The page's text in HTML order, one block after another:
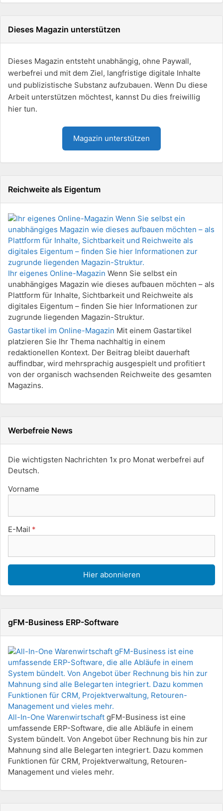
Dieses Magazin unterstützen
Dieses Magazin entsteht unabhängig, ohne Paywall,
werbefrei und mit dem Ziel, langfristige digitale Inhalte
und publizistische Substanz aufzubauen. Wenn Du diese
Arbeit unterstützen möchtest, kannst Du dies freiwillig
hier tun.
Magazin unterstützen
Reichweite als Eigentum
Ihr eigenes Online-Magazin Wenn Sie selbst ein
unabhängiges Magazin wie dieses aufbauen möchten – als
Plattform für Inhalte, Sichtbarkeit und Reichweite als
digitales Eigentum – finden Sie hier Informationen zur
zugrunde liegenden Magazin-Struktur.
Gastartikel im Online-Magazin Mit einem Gastartikel
platzieren Sie Ihr Thema nachhaltig in einem
redaktionellen Kontext. Der Beitrag bleibt dauerhaft
auffindbar, wird mehrsprachig ausgespielt und profitiert
von der organisch wachsenden Reichweite des gesamten
Magazins.
Werbefreie News
Die wichtigsten Nachrichten 1x pro Monat werbefrei auf
Deutsch.
Vorname
E-Mail
gFM-Business ERP-Software
All-In-One Warenwirtschaft gFM-Business ist eine
umfassende ERP-Software, die alle Abläufe in einem
System bündelt. Von Angebot über Rechnung bis hin zur
Mahnung sind alle Belegarten integriert. Dazu kommen
Funktionen für CRM, Projektverwaltung, Retouren-
Management und vieles mehr.